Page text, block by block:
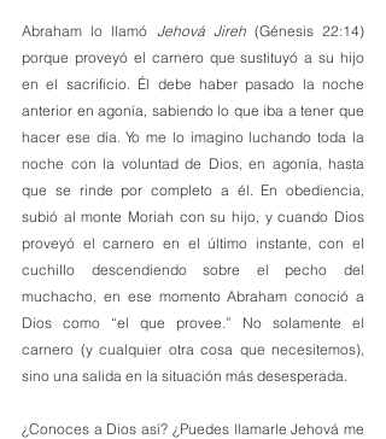
Abraham lo llamó Jehová Jireh (Génesis 22:14)
porque proveyó el carnero que sustituyó a su hijo
en el sacrificio. Él debe haber pasado la noche
anterior en agonía, sabiendo lo que iba a tener que
hacer ese día. Yo me lo imagino luchando toda la
noche con la voluntad de Dios, en agonía, hasta
que se rinde por completo a él. En obediencia,
subió al monte Moriah con su hijo, y cuando Dios
proveyó el carnero en el último instante, con el
cuchillo descendiendo sobre el pecho del
muchacho, en ese momento Abraham conoció a
Dios como “el que provee.” No solamente el
carnero (y cualquier otra cosa que necesitemos),
sino una salida en la situación más desesperada.
¿Conoces a Dios así? ¿Puedes llamarle Jehová me